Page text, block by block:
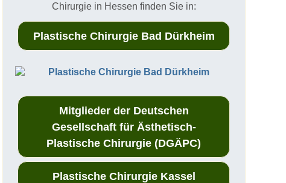
Chirurgie in Hessen finden Sie in:
Plastische Chirurgie Bad Dürkheim
Mitglieder der Deutschen
Gesellschaft für Ästhetisch-
Plastische Chirurgie (DGÄPC)
Plastische Chirurgie Kassel